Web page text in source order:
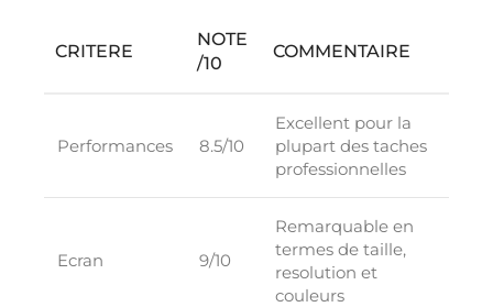
CRITERE
NOTE
/10
COMMENTAIRE
Performances 8.5/10
Excellent pour la
plupart des taches
professionnelles
Ecran 9/10
Remarquable en
termes de taille,
resolution et
couleurs